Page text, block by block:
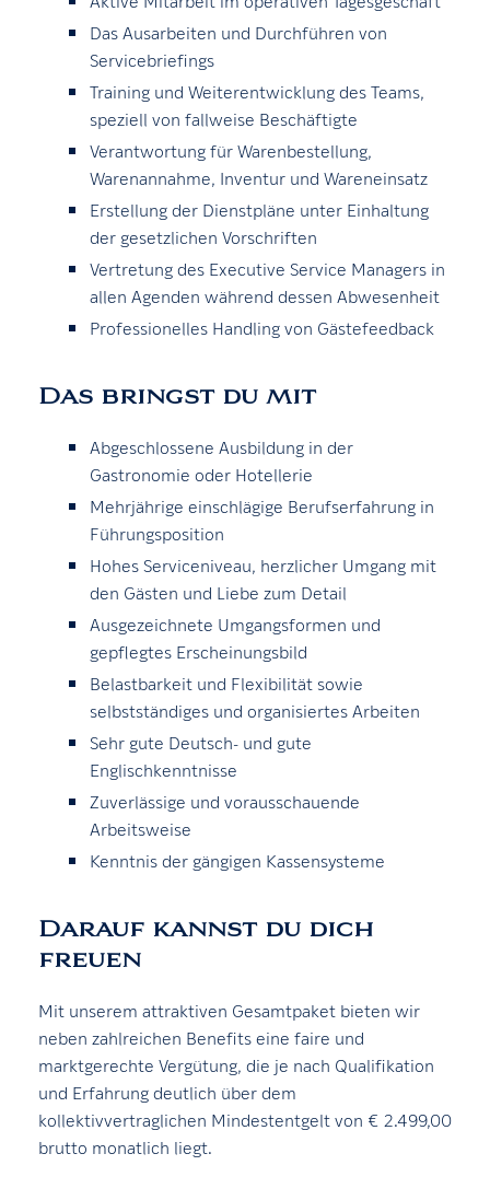
Das Ausarbeiten und Durchführen von
Servicebriefings
Training und Weiterentwicklung des Teams,
speziell von fallweise Beschäftigte
Verantwortung für Warenbestellung,
Warenannahme, Inventur und Wareneinsatz
Erstellung der Dienstpläne unter Einhaltung
der gesetzlichen Vorschriften
Vertretung des Executive Service Managers in
allen Agenden während dessen Abwesenheit
Professionelles Handling von Gästefeedback
Das bringst du mit
Abgeschlossene Ausbildung in der
Gastronomie oder Hotellerie
Mehrjährige einschlägige Berufserfahrung in
Führungsposition
Hohes Serviceniveau, herzlicher Umgang mit
den Gästen und Liebe zum Detail
Ausgezeichnete Umgangsformen und
gepflegtes Erscheinungsbild
Belastbarkeit und Flexibilität sowie
selbstständiges und organisiertes Arbeiten
Sehr gute Deutsch- und gute
Englischkenntnisse
Zuverlässige und vorausschauende
Arbeitsweise
Kenntnis der gängigen Kassensysteme
Darauf kannst du dich
freuen
Mit unserem attraktiven Gesamtpaket bieten wir
neben zahlreichen Benefits eine faire und
marktgerechte Vergütung, die je nach Qualifikation
und Erfahrung deutlich über dem
kollektivvertraglichen Mindestentgelt von € 2.499,00
brutto monatlich liegt.